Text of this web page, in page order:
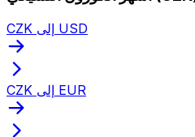
CZK إلى USD
CZK إلى EUR